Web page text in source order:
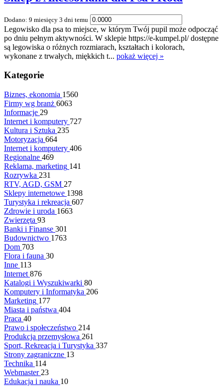
Dodano: 9 miesięcy 3 dni temu
Legowisko dla psa to miejsce, w którym Twój pupil może odpocząć
po dniu pełnym aktywności. W sklepie https://e-kumpel.pl/ dostępne
są legowiska o różnych rozmiarach, kształtach i kolorach,
wykonane z trwałych, miękkich t... pokaż więcej »
Kategorie
Biznes, ekonomia 1560
Firmy wg branż 6063
Informacje 29
Internet i komputery 727
Kultura i Sztuka 235
Motoryzacja 664
Internet i komputery 406
Regionalne 469
Reklama, marketing 141
Rozrywka 231
RTV, AGD, GSM 27
Sklepy internetowe 1398
Turystyka i rekreacja 607
Zdrowie i uroda 1663
Zwierzęta 93
Banki i Finanse 301
Budownictwo 1763
Dom 703
Flora i fauna 30
Inne 113
Internet 876
Katalogi i Wyszukiwarki 80
Komputery i Informatyka 206
Marketing 177
Miasta i państwa 404
Praca 40
Prawo i społeczeństwo 214
Produkcja przemysłowa 261
Sport, Rekreacja i Turystyka 337
Strony zagraniczne 13
Technika 114
Webmaster 23
Edukacja i nauka 10